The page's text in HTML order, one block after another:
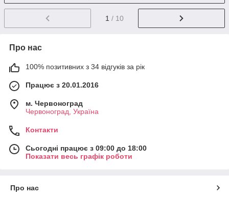
1 / 10
Про нас
100% позитивних з 34 відгуків за рік
Працює з 20.01.2016
м. Червоноград
Червоноград, Україна
Контакти
Сьогодні працює з 09:00 до 18:00
Показати весь графік роботи
Про нас